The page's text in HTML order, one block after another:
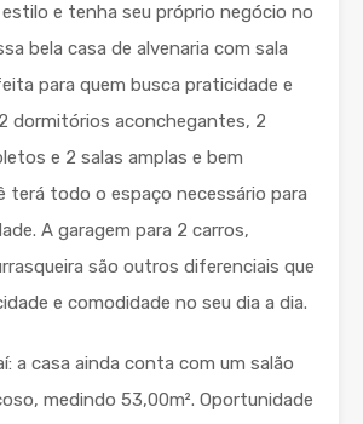
e tenha seu próprio negócio no
bela casa de alvenaria com sala
para quem busca praticidade e
dormitórios aconchegantes, 2
e 2 salas amplas e bem
terá todo o espaço necessário para
A garagem para 2 carros,
são outros diferenciais que
e comodidade no seu dia a dia.
a casa ainda conta com um salão
medindo 53,00m². Oportunidade